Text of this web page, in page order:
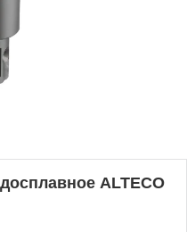
ALTECO